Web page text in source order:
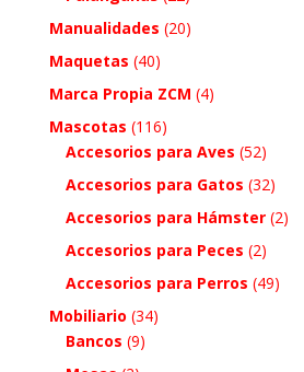
Manualidades (20)
Maquetas (40)
Marca Propia ZCM (4)
Mascotas (116)
Accesorios para Aves (52)
Accesorios para Gatos (32)
Accesorios para Hámster (2)
Accesorios para Peces (2)
Accesorios para Perros (49)
Mobiliario (34)
Bancos (9)